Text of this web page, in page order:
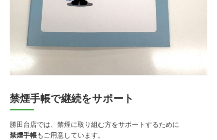
禁煙手帳で継続をサポート
勝田台店では、禁煙に取り組む方をサポートするために
禁煙手帳もご用意しています。